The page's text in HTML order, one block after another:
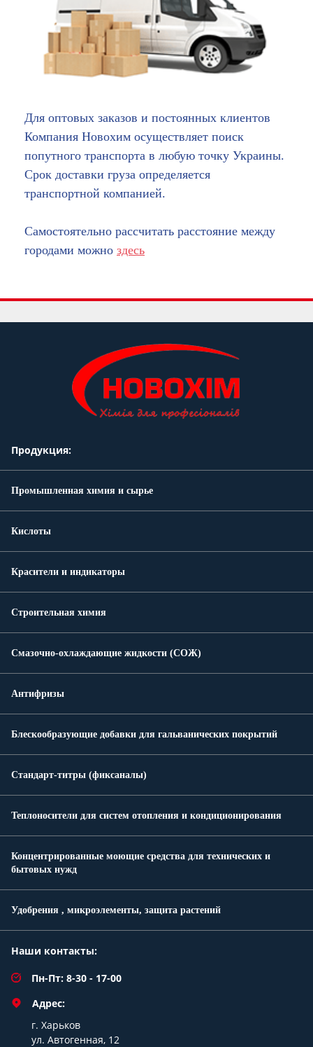
Для оптовых заказов и постоянных клиентов
Компания Новохим осуществляет поиск
попутного транспорта в любую точку Украины.
Срок доставки груза определяется
транспортной компанией.
Самостоятельно рассчитать расстояние между
городами можно здесь
Продукция:
Промышленная химия и сырье
Кислоты
Красители и индикаторы
Строительная химия
Смазочно-охлаждающие жидкости (СОЖ)
Антифризы
Блескообразующие добавки для гальванических покрытий
Стандарт-титры (фиксаналы)
Теплоносители для систем отопления и кондиционирования
Концентрированные моющие средства для технических и
бытовых нужд
Удобрения , микроэлементы, защита растений
Наши контакты:
Пн-Пт: 8-30 - 17-00
Адрес:
г. Харьков
ул. Автогенная, 12